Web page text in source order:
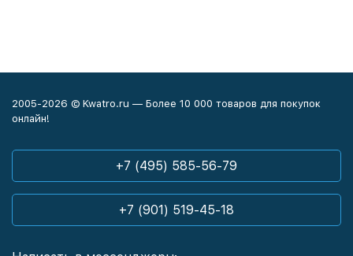
2005-2026 © Kwatro.ru — Более 10 000 товаров для покупок
онлайн!
+7 (495) 585-56-79
+7 (901) 519-45-18